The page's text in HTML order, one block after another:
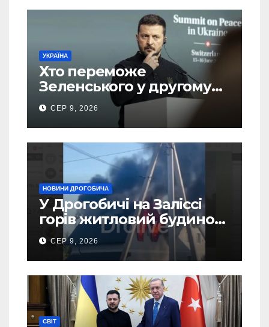
УКРАЇНА
Хто переможе
Зеленського у другому
турі виборів президента
України – новий рейтинг
SOCIS
СЕР 9, 2026
НОВИНИ ДРОГОБИЧА
У Дрогобичі на Заліссі
горів житловий будинок
(Відео)
СЕР 9, 2026
СВІТ